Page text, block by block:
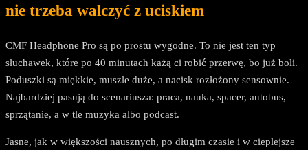
nie trzeba walczyć z uciskiem
CMF Headphone Pro są po prostu wygodne. To nie jest ten typ
słuchawek, które po 40 minutach każą ci robić przerwę, bo już boli.
Poduszki są miękkie, muszle duże, a nacisk rozłożony sensownie.
Najbardziej pasują do scenariusza: praca, nauka, spacer, autobus,
sprzątanie, a w tle muzyka albo podcast.
Jasne, jak w większości nausznych, po długim czasie i w cieplejsze